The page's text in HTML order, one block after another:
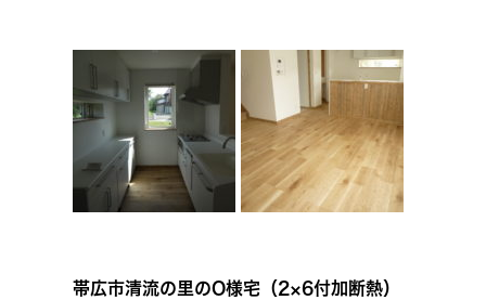
帯広市清流の里のO様宅（2×6付加断熱）